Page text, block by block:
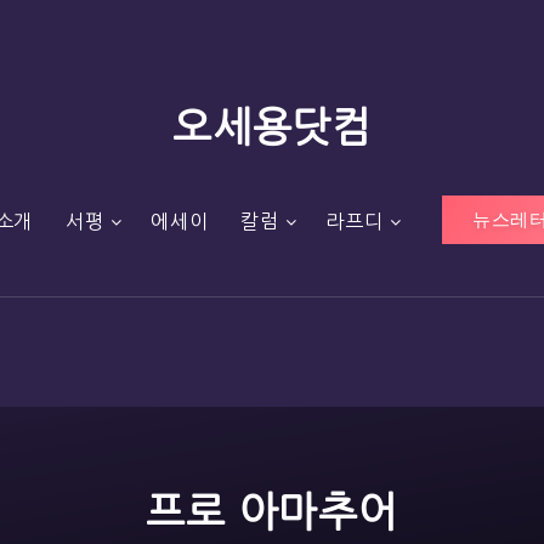
오세용닷컴
개 서평 에세이 칼럼 라프디 뉴스레
프로 아마추어